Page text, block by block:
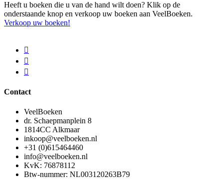
Heeft u boeken die u van de hand wilt doen? Klik op de
onderstaande knop en verkoop uw boeken aan VeelBoeken.
Verkoop uw boeken!
Contact
VeelBoeken
dr. Schaepmanplein 8
1814CC Alkmaar
inkoop@veelboeken.nl
+31 (0)615464460
info@veelboeken.nl
KvK: 76878112
Btw-nummer: NL003120263B79